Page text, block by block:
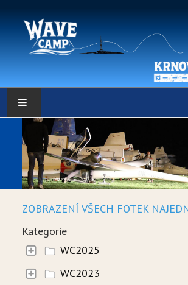
HLAVNÍ STRÁNKA
POČASÍ
POČASÍ - DATA
WEBKAMERY
LOW RES METEO
SELF BRIEFING
ZOBRAZENÍ VŠECH FOTEK
Kategorie
WC2025
WC2023